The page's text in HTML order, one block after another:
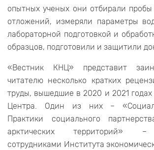
опытных ученых они отбирали
отложений, измеряли параметры
лабораторной подготовкой и
образцов, подготовили и защитили
«Вестник КНЦ» представит
читателю несколько кратких
труды, вышедшие в 2020 и 2021 годах
Центра. Один из них –
Практики социального
арктических территорий» –
сотрудниками Института